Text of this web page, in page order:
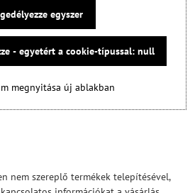
egyszer
- egyetért a cookie-típussal: null
megnyitása új ablakban
nem szereplő termékek telepítésével,